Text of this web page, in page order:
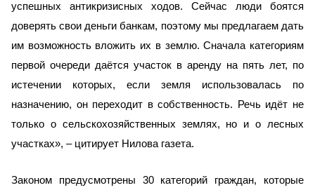
успешных антикризисных ходов. Сейчас люди боятся
доверять свои деньги банкам, поэтому мы предлагаем дать
им возможность вложить их в землю. Сначала категориям
первой очереди даётся участок в аренду на пять лет, по
истечении которых, если земля использовалась по
назначению, он переходит в собственность. Речь идёт не
только о сельскохозяйственных землях, но и о лесных
участках», – цитирует Нилова газета.
Законом предусмотрены 30 категорий граждан, которые